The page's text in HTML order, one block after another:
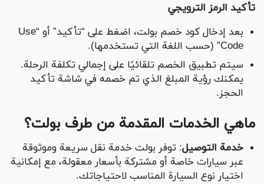
تأكيد الرمز الترويجي
بعد إدخال كود خصم بولت، اضغط على “تأكيد” أو “Use
Code” (حسب اللغة التي تستخدمها).
سيتم تطبيق الخصم تلقائيًا على إجمالي تكلفة الرحلة.
يمكنك رؤية المبلغ الذي تم خصمه في شاشة تأكيد
الحجز.
ماهي الخدمات المقدمة من طرف بولت؟
خدمة التوصيل: توفر بولت خدمة نقل سريعة وموثوقة
عبر سيارات خاصة أو مشتركة بأسعار معقولة، مع إمكانية
اختيار نوع السيارة المناسب لاحتياجاتك.